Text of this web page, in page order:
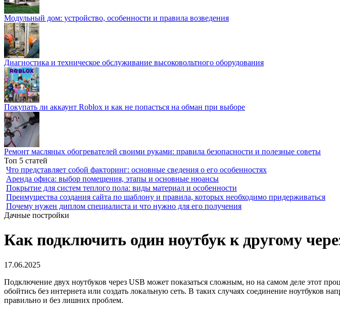
Модульный дом: устройство, особенности и правила возведения
Диагностика и техническое обслуживание высоковольтного оборудования
Покупать ли аккаунт Roblox и как не попасться на обман при выборе
Ремонт масляных обогревателей своими руками: правила безопасности и полезные советы
Топ 5 статей
Что представляет собой факторинг: основные сведения о его особенностях
Аренда офиса: выбор помещения, этапы и основные нюансы
Покрытие для систем теплого пола: виды материал и особенности
Преимущества создания сайта по шаблону и правила, которых необходимо придерживаться
Почему нужен диплом специалиста и что нужно для его получения
Дачные постройки
Как подключить один ноутбук к другому
17.06.2025
Подключение двух ноутбуков через USB может показаться сложным, но на самом деле этот
обойтись без интернета или создать локальную сеть. В таких случаях соединение ноутбуков
правильно и без лишних проблем.